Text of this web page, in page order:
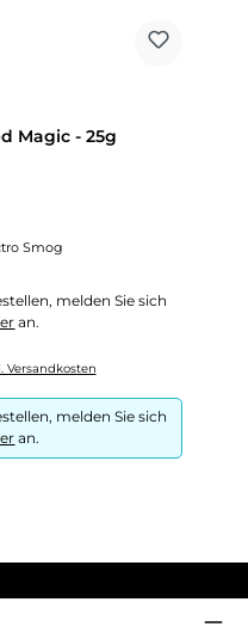
Magic - 25g
Smog
melden Sie sich
an.
Versandkosten
melden Sie sich
an.